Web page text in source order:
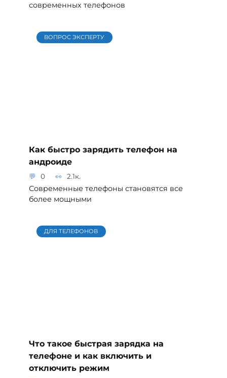
современных телефонов
ВОПРОС ЭКСПЕРТУ
Как быстро зарядить телефон на
андроиде
0 2.1к.
Современные телефоны становятся все
более мощными
ДЛЯ ТЕЛЕФОНОВ
Что такое быстрая зарядка на
телефоне и как включить и
отключить режим